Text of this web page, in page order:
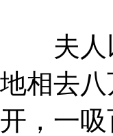
夫人以
地相去
开，一